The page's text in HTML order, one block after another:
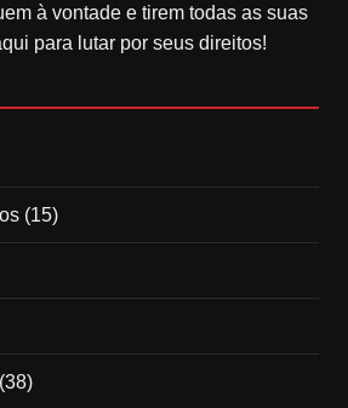
à vontade e tirem todas as suas
para lutar por seus direitos!
(15)